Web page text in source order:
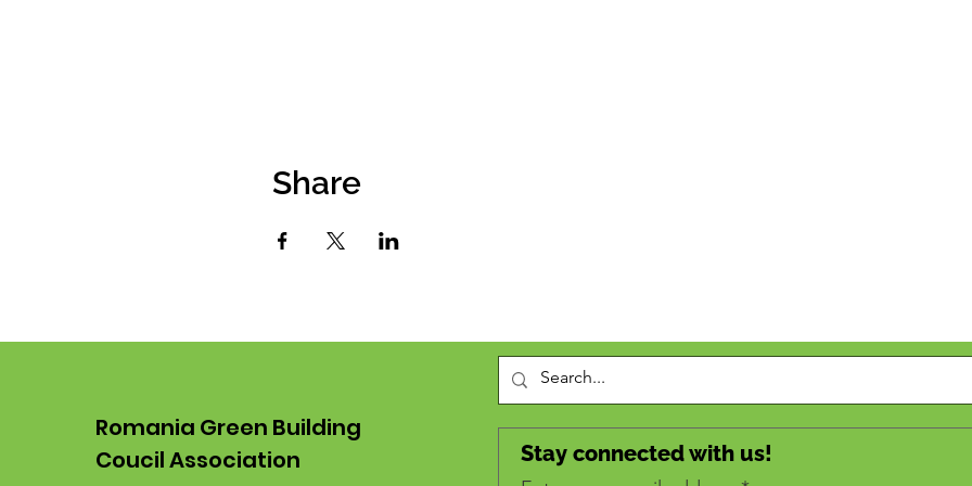
Share
Romania Green Building
Coucil Association
Stay connected with us!